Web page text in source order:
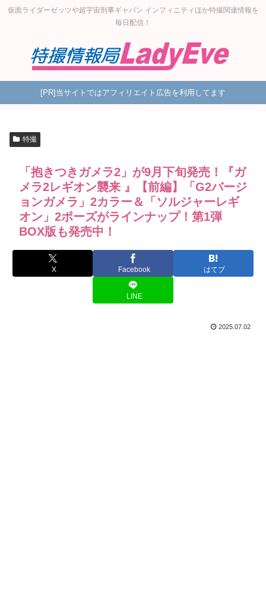
仮面ライダーゼッツや超宇宙刑事ギャバン インフィニティほか特撮関連情報を
毎日配信！
[PR]当サイトではアフィリエイト広告を利用してます
特撮
「抱きつきガメラ2」が9月下旬発売！『ガ
メラ2レギオン襲来 』【前編】「G2バージ
ョンガメラ」2カラー＆「ソルジャーレギ
オン」2ポーズがラインナップ！第1弾
BOX版も発売中！
X Facebook はてブ
LINE
2025.07.02